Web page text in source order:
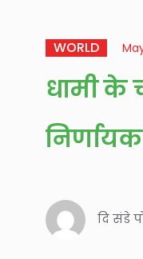
WORLD
धामी के
दि संडे